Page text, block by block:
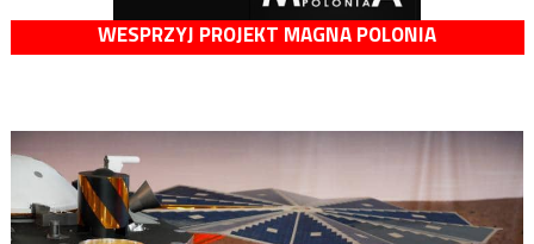
WESPRZYJ PROJEKT MAGNA POLONIA